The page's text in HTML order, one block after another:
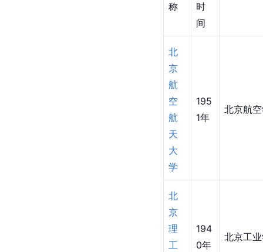
称
时
间
北
京
航
空
航
天
大
学
195
1年
北京航
北
京
理
工
194
0年
北京工